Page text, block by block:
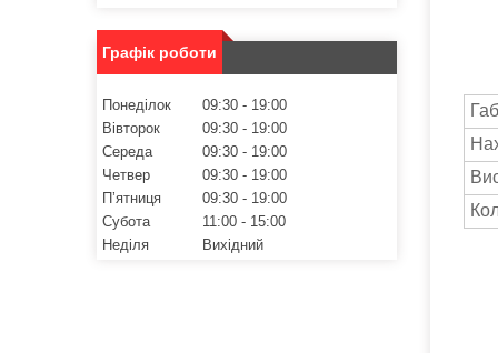
Графік роботи
Понеділок 09:30
19:00
Вівторок
09:30
19:00
Середа
09:30
19:00
Четвер
09:30
19:00
Пʼятниця
09:30
19:00
Субота
11:00
15:00
Неділя
Вихідний